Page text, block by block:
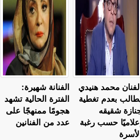
الفنانة شهيرة:
الفترة الحالية تشهد
هجومًا ممنهجًا على
عدد من الفنانين
محمد هنيدي
بعدم تغطية
شقيقه
حسب رغبة